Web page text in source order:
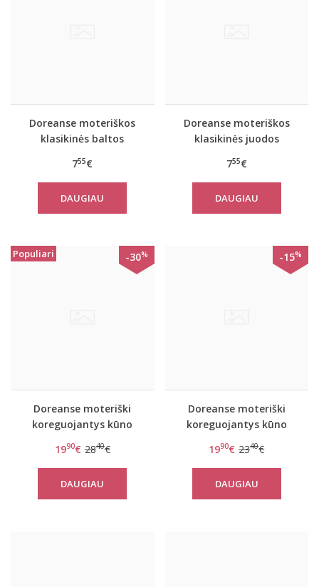
Doreanse moteriškos
klasikinės baltos
755€
DAUGIAU
Doreanse moteriškos
klasikinės juodos
755€
DAUGIAU
Populiari -30%
Doreanse moteriški
koreguojantys kūno
1990€ 2840€
DAUGIAU
-15%
Doreanse moteriški
koreguojantys kūno
5920
1990€ 2340€
DAUGIAU